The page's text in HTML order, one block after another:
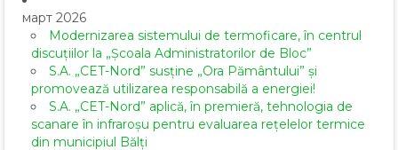
март 2026
Modernizarea sistemului de termoficare, în centrul
discuțiilor la „Școala Administratorilor de Bloc”
S.A. „CET-Nord” susține „Ora Pământului” și
promovează utilizarea responsabilă a energiei!
S.A. „CET-Nord” aplică, în premieră, tehnologia de
scanare în infraroșu pentru evaluarea rețelelor termice
din municipiul Bălți